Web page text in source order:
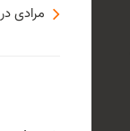
مرادی